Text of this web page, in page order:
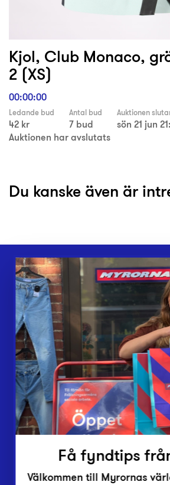
Kjol, Club Monaco,
2 (XS)
00:00:00
Ledande bud
42 kr
Antal bud
7 bud
Auktionen
sön 21 jun
Auktionen har avslutats
Du kanske även är
Webbshop
Butiker
Lämna in
Vårt överskott
Inlämningsplatser
Om Myrorna
Lediga jobb
Pressrum
Kontakt
Få fyndtips
Välkommen till Myrornas